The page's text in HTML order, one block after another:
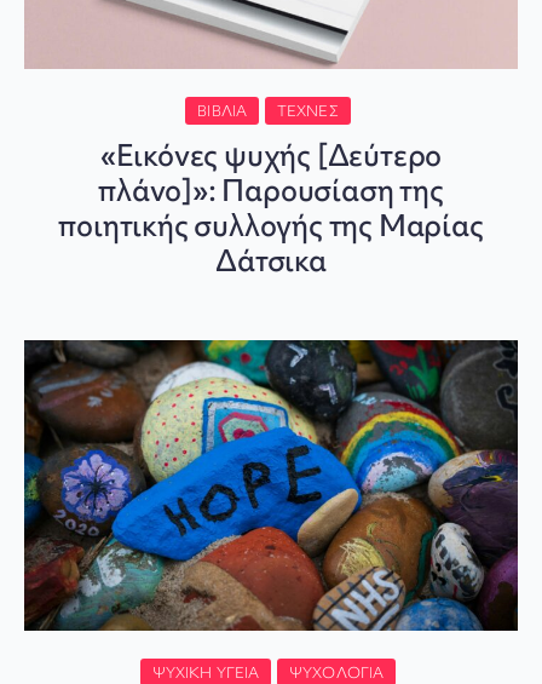
ΒΙΒΛΊΑ ΤΈΧΝΕΣ
«Εικόνες ψυχής [Δεύτερο
πλάνο]»: Παρουσίαση της
ποιητικής συλλογής της Μαρίας
Δάτσικα
ΨΥΧΙΚΉ ΥΓΕΊΑ ΨΥΧΟΛΟΓΊΑ